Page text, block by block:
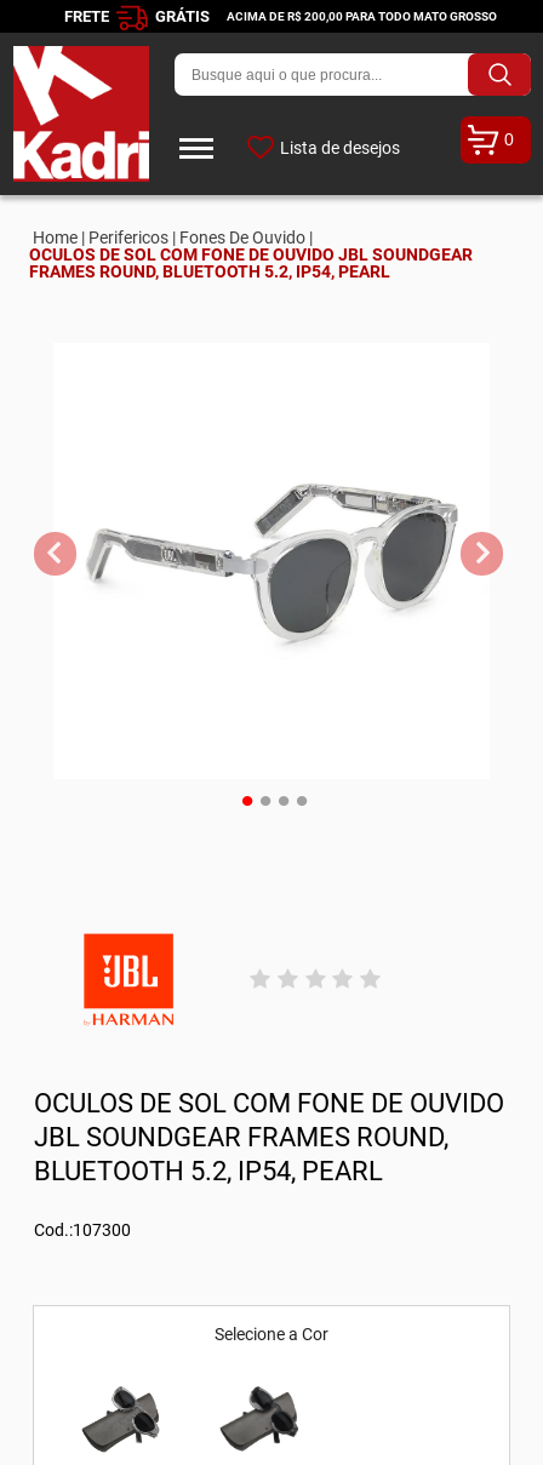
FRETE GRÁTIS ACIMA DE R$ 200,00 PARA TODO MATO GROSSO
Lista de desejos 0
Home | Perifericos | Fones De Ouvido |
OCULOS DE SOL COM FONE DE OUVIDO JBL SOUNDGEAR
FRAMES ROUND, BLUETOOTH 5.2, IP54, PEARL
OCULOS DE SOL COM FONE DE OUVIDO
JBL SOUNDGEAR FRAMES ROUND,
BLUETOOTH 5.2, IP54, PEARL
Cod.:107300
Selecione a Cor